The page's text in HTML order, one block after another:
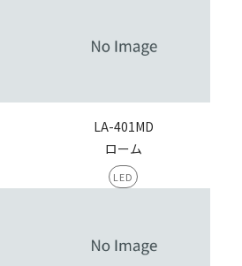
LA-401MD
ローム
LED